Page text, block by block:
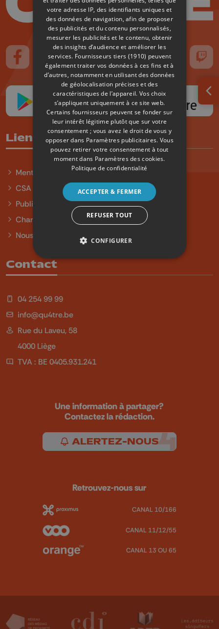
Suivez-nous sur FaceBook
Suivez-nous sur Instagram
Suivez-nous sur TikTok
Suivez-nous sur YouTube
Suivez-nous
Liens utiles
Mentions légales
CSA
Publicité
Charte sur l'égalité et la diversité
Nous contacter
Contact
04 254 99 99
info@qu4tre.be
Rue du Laveu, 58
4000 Liège
TVA : BE 0405.931.241
Une information à partager?
Contactez la rédaction.
ALERTEZ-NOUS
Retrouvez-nous sur
CANAL 10/166
CANAL 11/12/55
CANAL 13 OU 65
votre adresse IP, des identifiants uniques et
des données de navigation, afin de proposer
des publicités et du contenu personnalisés,
mesurer les publicités et le contenu, obtenir
des insights d’audience et améliorer les
services. Fournisseurs tiers (1910) peuvent
également traiter vos données à ces fins et à
d’autres, notamment en utilisant des données
de géolocalisation précises et des
caractéristiques de l’appareil. Vos choix
s’appliquent uniquement à ce site web.
Certains fournisseurs peuvent se fonder sur
leur intérêt légitime plutôt que sur votre
consentement ; vous avez le droit de vous y
opposer dans Paramètres publicitaires. Vous
pouvez retirer votre consentement à tout
moment dans Paramètres des cookies.
Politique de confidentialité
ACCEPTER & FERMER
REFUSER TOUT
CONFIGURER